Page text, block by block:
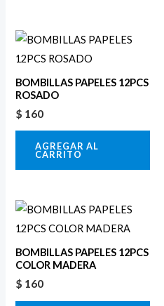
BOMBILLAS PAPELES 12PCS
ROSADO
$ 160
AGREGAR AL
CARRITO
BOMBILLAS PAPELES 12PCS
COLOR MADERA
$ 160